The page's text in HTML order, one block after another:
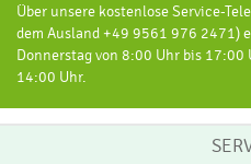
Über unsere kostenlose Service-
dem Ausland +49 9561 976 2471)
Donnerstag von 8:00 Uhr bis
14:00 Uhr.